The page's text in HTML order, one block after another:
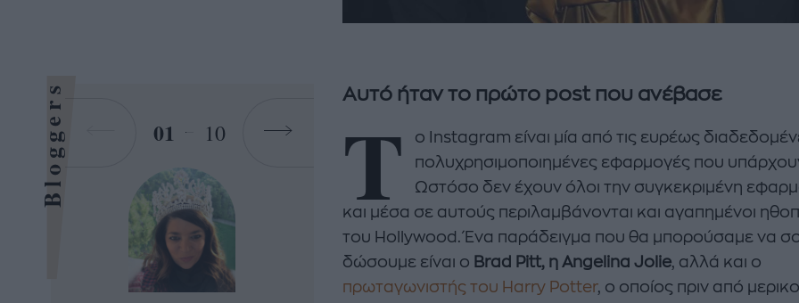
Αυτό ήταν το πρώτo post που ανέβασε
Τ
ο Instagram είναι μία από τις ευρέως
πολυχρησιμοποιημένες εφαρμογές που
Ωστόσο δεν έχουν όλοι την συγκεκριμένη
και μέσα σε αυτούς περιλαμβάνονται και αγαπημένοι
του Hollywood. Ένα παράδειγμα που θα μπορούσαμε να
δώσουμε είναι ο Brad Pitt, η Angelina Jolie, αλλά και ο
πρωταγωνιστής του Harry Potter, ο οποίος πριν από
Bloggers 01 10